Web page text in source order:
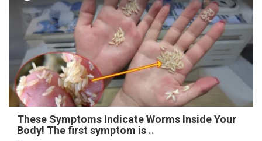
These Symptoms Indicate Worms Inside Your
Body! The first symptom is ..